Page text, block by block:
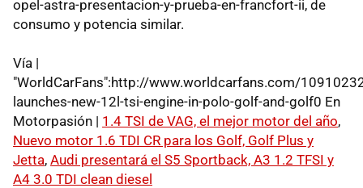
opel-astra-presentacion-y-prueba-en-francfort-ii, de
consumo y potencia similar.
Vía |
"WorldCarFans":http://www.worldcarfans.com/
launches-new-12l-tsi-engine-in-polo-golf-and-golf0 En
Motorpasión | 1.4 TSI de VAG, el mejor motor del año,
Nuevo motor 1.6 TDI CR para los Golf, Golf Plus y
Jetta, Audi presentará el S5 Sportback, A3 1.2 TFSI y
A4 3.0 TDI clean diesel